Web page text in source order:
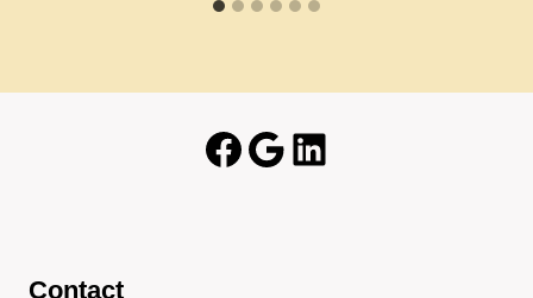
Facebook
Google
LinkedIn
Contact